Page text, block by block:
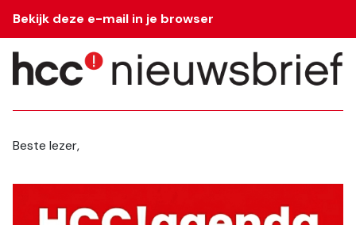
Bekijk deze e-mail in je browser
Beste lezer,